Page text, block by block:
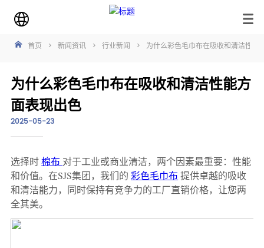
首页 > 新闻资讯 > 行业新闻 > 为什么彩色毛巾布在吸收和清洁性能
为什么彩色毛巾布在吸收和清洁性能方
面表现出色
2025-05-23